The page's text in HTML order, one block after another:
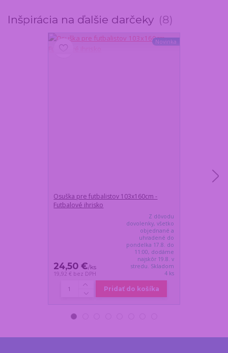
Inšpirácia na ďalšie darčeky 8
Novinka
Osuška pre futbalistov 103x160cm -
Futbalové ihrisko
24,50 €/ks
19,92 € bez DPH
Z dôvodu
dovolenky, všetko
objednané a
uhradené do
pondelka 17.8. do
11:00, dodáme
najskôr 19.8. v
stredu. Skladom
4 ks
Pridať do košíka